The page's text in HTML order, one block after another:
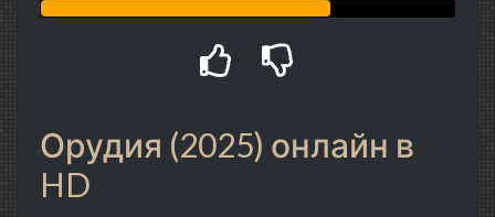
Орудия (2025) онлайн в
HD